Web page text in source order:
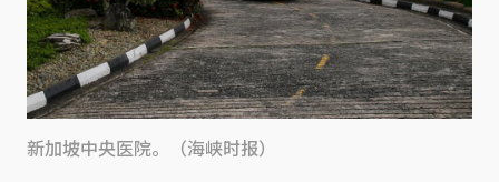
新加坡中央医院。（海峡时报）